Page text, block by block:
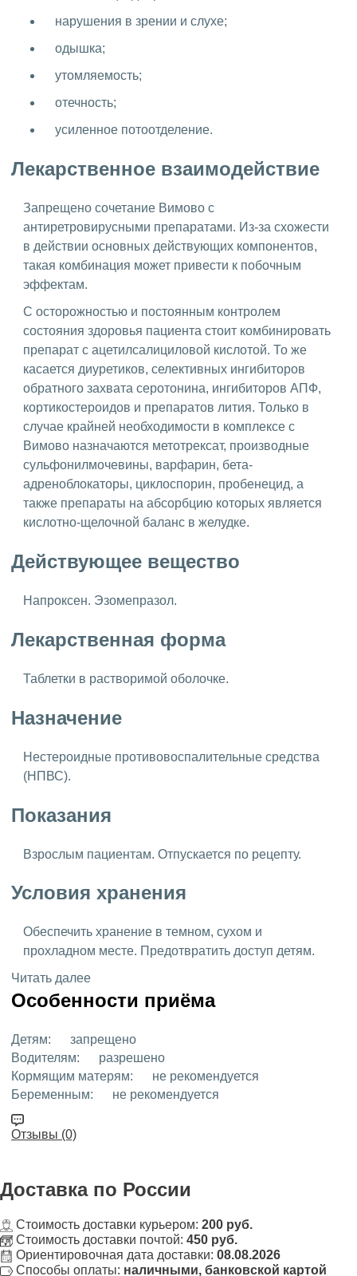
нарушения в зрении и слухе;
одышка;
утомляемость;
отечность;
усиленное потоотделение.
Лекарственное взаимодействие
Запрещено сочетание Вимово с
антиретровирусными препаратами. Из-за схожести
в действии основных действующих компонентов,
такая комбинация может привести к побочным
эффектам.
С осторожностью и постоянным контролем
состояния здоровья пациента стоит комбинировать
препарат с ацетилсалициловой кислотой. То же
касается диуретиков, селективных ингибиторов
обратного захвата серотонина, ингибиторов АПФ,
кортикостероидов и препаратов лития. Только в
случае крайней необходимости в комплексе с
Вимово назначаются метотрексат, производные
сульфонилмочевины, варфарин, бета-
адреноблокаторы, циклоспорин, пробенецид, а
также препараты на абсорбцию которых является
кислотно-щелочной баланс в желудке.
Действующее вещество
Напроксен. Эзомепразол.
Лекарственная форма
Таблетки в растворимой оболочке.
Назначение
Нестероидные противовоспалительные средства
(НПВС).
Показания
Взрослым пациентам. Отпускается по рецепту.
Условия хранения
Обеспечить хранение в темном, сухом и
прохладном месте. Предотвратить доступ детям.
Читать далее
Особенности приёма
Детям:
запрещено
Водителям:
разрешено
Кормящим матерям:
не рекомендуется
Беременным:
не рекомендуется
Отзывы (0)
Доставка по России
Стоимость доставки курьером: 200 руб.
Стоимость доставки почтой: 450 руб.
Ориентировочная дата доставки: 08.08.2026
Способы оплаты: наличными, банковской картой